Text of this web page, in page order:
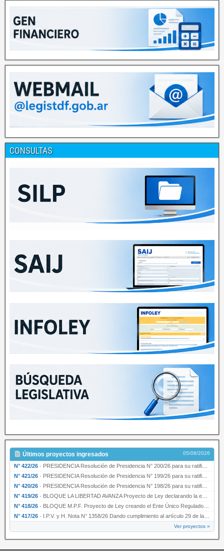
CONSULTAS
Últimos proyectos ingresados 05/08/2026
N° 422/26 · PRESIDENCIA Resolución de Presidencia N° 200/26 para su ratificación.
N° 421/26 · PRESIDENCIA Resolución de Presidencia N° 199/26 para su ratificación.
N° 420/26 · PRESIDENCIA Resolución de Presidencia N° 198/26 para su ratificación.
N° 419/26 · BLOQUE LA LIBERTAD AVANZA Proyecto de Ley declarando la esencialidad del servicio educativ…
N° 418/26 · BLOQUE M.P.F. Proyecto de Ley creando el Ente Único Regulador de servicios públicos de la …
N° 417/26 · I.P.V. y H. Nota N° 1358/26 Dando cumplimiento al artículo 29 de la Ley provincial N° 1399…
Ver proyectos »